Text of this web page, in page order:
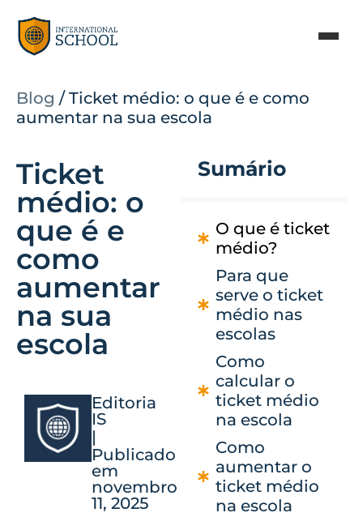
Blog /Ticket médio: o que é e como
aumentar na sua escola
Ticket
médio: o
que é e
como
aumentar
na sua
escola
Editoria
IS
|
Publicado
em
novembro
11, 2025
Sumário
O que é ticket
médio?
Para que
serve o ticket
médio nas
escolas
Como
calcular o
ticket médio
na escola
Como
aumentar o
ticket médio
na escola